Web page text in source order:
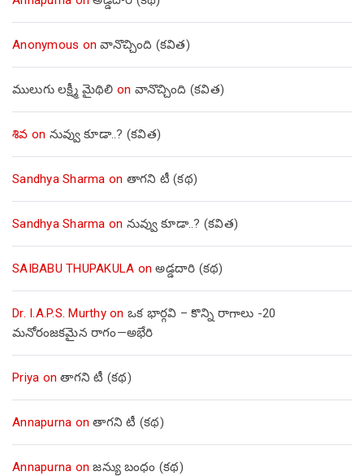
Anonymous onవానొచ్చింది (కవిత)
ములుగు లక్ష్మీ మైథిలి on వానొచ్చింది (కవిత)
శివ on నువ్వు కూడా..? (కవిత)
Sandhya Sharma on తాగని టీ (కథ)
Sandhya Sharma on నువ్వు కూడా..? (కవిత)
SAIBABU THUPAKULA onఅడ్డదారి (కథ)
Dr. I.A.P.S. Murthyon ఒక భార్గవి – కొన్ని రాగాలు -20
మనోరంజకమైన రాగం—అభేరి
Priya onతాగని టీ (కథ)
Annapurna onతాగని టీ (కథ)
Annapurna onజన్యు బంధం (కథ)